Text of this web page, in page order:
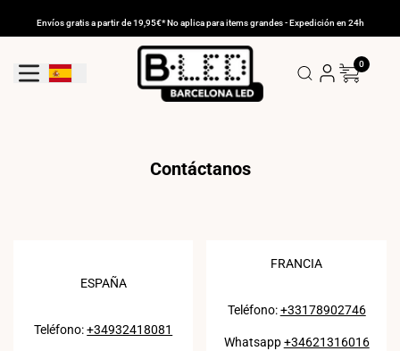
Envíos gratis a partir de 19,95€* No aplica para items grandes - Expedición en 24h
Geolocation Button: España
0
Contáctanos
ESPAÑA
Teléfono:+34932418081
FRANCIA
Teléfono:+33178902746
Whatsapp+34621316016